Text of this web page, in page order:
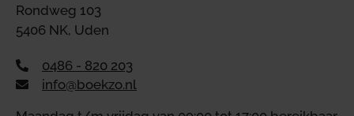
Rondweg 103
5406 NK, Uden
0486 - 820 203
info@boekzo.nl